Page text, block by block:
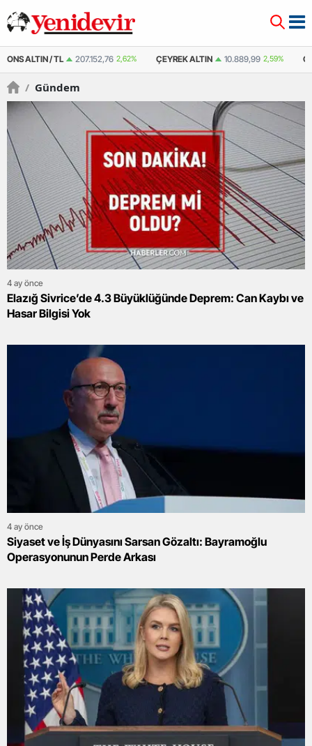
ÇEYREK ALTIN 10.889,99 2,59% ÇEYREK ALTIN ( KAPALI ÇARŞI )
/ Gündem
4 ay önce
Elazığ Sivrice’de 4.3 Büyüklüğünde Deprem: Can Kaybı ve
Hasar Bilgisi Yok
4 ay önce
Siyaset ve İş Dünyasını Sarsan Gözaltı: Bayramoğlu
Operasyonunun Perde Arkası